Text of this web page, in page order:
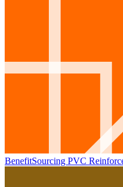
BenefitSourcing PVC